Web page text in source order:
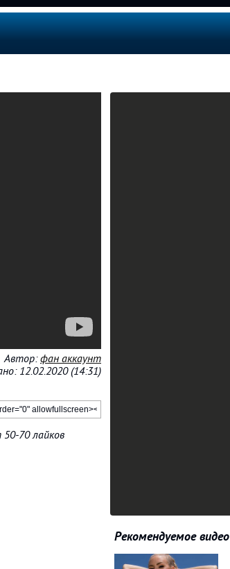
Автор:фан аккаунт
12.02.2020 (14:31)
70 лайков
Рекомендуемое видео